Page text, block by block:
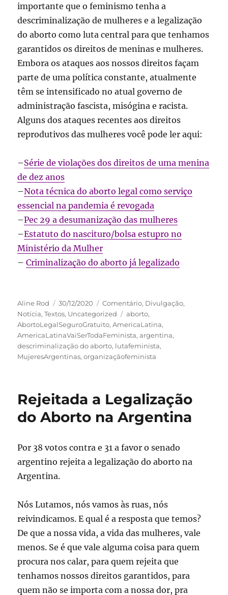
importante que o feminismo tenha a
descriminalização de mulheres e a legalização
do aborto como luta central para que tenhamos
garantidos os direitos de meninas e mulheres.
Embora os ataques aos nossos direitos façam
parte de uma política constante, atualmente
têm se intensificado no atual governo de
administração fascista, misógina e racista.
Alguns dos ataques recentes aos direitos
reprodutivos das mulheres você pode ler aqui:
–Série de violações dos direitos de uma menina
de dez anos
–Nota técnica do aborto legal como serviço
essencial na pandemia é revogada
–Pec 29 a desumanização das mulheres
–Estatuto do nascituro/bolsa estupro no
Ministério da Mulher
–Criminalização do aborto já legalizado
Autor
Aline Rod
Publicado
em
30/12/2020 Categorias
Comentário, Divulgação,
Notícia,Textos, Uncategorized Tags
aborto,
AbortoLegalSeguroGratuito,AmericaLatina,
AmericaLatinaVaiSerTodaFeminista,argentina,
descriminalização do aborto, lutafeminista,
MujeresArgentinas,organizaçãofeminista
Rejeitada a Legalização
do Aborto na Argentina
Por 38 votos contra e 31 a favor o senado
argentino rejeita a legalização do aborto na
Argentina.
Nós Lutamos, nós vamos às ruas, nós
reivindicamos. E qual é a resposta que temos?
De que a nossa vida, a vida das mulheres, vale
menos. Se é que vale alguma coisa para quem
procura nos calar, para quem rejeita que
tenhamos nossos direitos garantidos, para
quem não se importa com a nossa dor, pra